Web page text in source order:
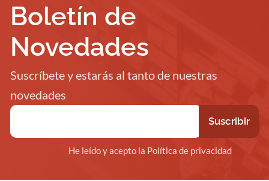
Boletín de
Novedades
Suscríbete y estarás al tanto de nuestras
novedades
He leído y acepto la Política de privacidad